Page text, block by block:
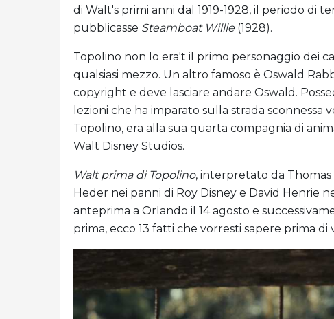
di Walt's primi anni dal 1919-1928, il periodo di
pubblicasse Steamboat Willie(1928).
Topolino non lo era't il primo personaggio dei
qualsiasi mezzo. Un altro famoso è Oswald
copyright e deve lasciare andare Oswald.
lezioni che ha imparato sulla strada sconnessa
Topolino, era alla sua quarta compagnia di
Walt Disney Studios.
Walt prima di Topolino, interpretato da Thomas
Heder nei panni di Roy Disney e David Henrie
anteprima a Orlando il 14 agosto e
prima, ecco 13 fatti che vorresti sapere prima di